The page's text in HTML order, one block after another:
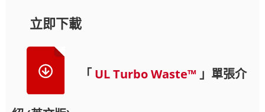
立即下載
「UL Turbo Waste™ 」單張介